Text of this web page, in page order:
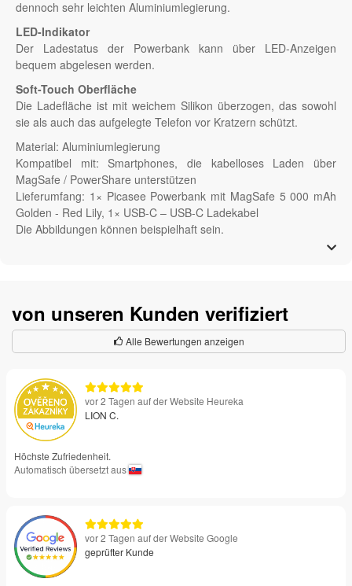
dennoch sehr leichten Aluminiumlegierung.
LED-Indikator
Der Ladestatus der Powerbank kann über LED-Anzeigen
bequem abgelesen werden.
Soft-Touch Oberfläche
Die Ladefläche ist mit weichem Silikon überzogen, das sowohl
sie als auch das aufgelegte Telefon vor Kratzern schützt.
Material: Aluminiumlegierung
Kompatibel mit: Smartphones, die kabelloses Laden über
MagSafe / PowerShare unterstützen
Lieferumfang: 1× Picasee Powerbank mit MagSafe 5 000 mAh
Golden - Red Lily, 1× USB-C – USB-C Ladekabel
Die Abbildungen können beispielhaft sein.
von unseren Kunden verifiziert
Alle Bewertungen anzeigen
vor 2 Tagen auf der Website Heureka
LION C.
Höchste Zufriedenheit.
Automatisch übersetzt aus
vor 2 Tagen auf der Website Google
geprüfter Kunde